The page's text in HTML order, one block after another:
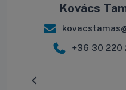
Kovács
+36 30 220